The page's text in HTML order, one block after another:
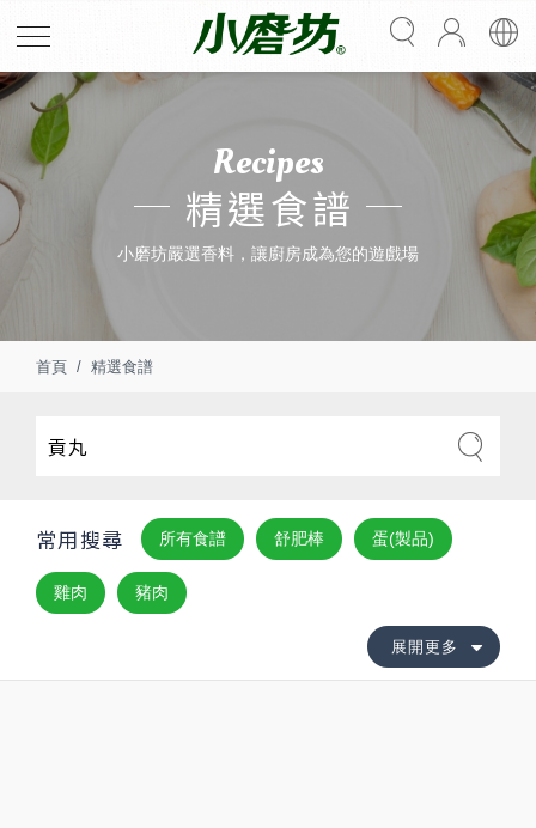
Recipes
精選食譜
小磨坊嚴選香料，讓廚房成為您的遊戲場
首頁 精選食譜
常用搜尋 所有食譜 舒肥棒 蛋(製品)
雞肉 豬肉
展開更多